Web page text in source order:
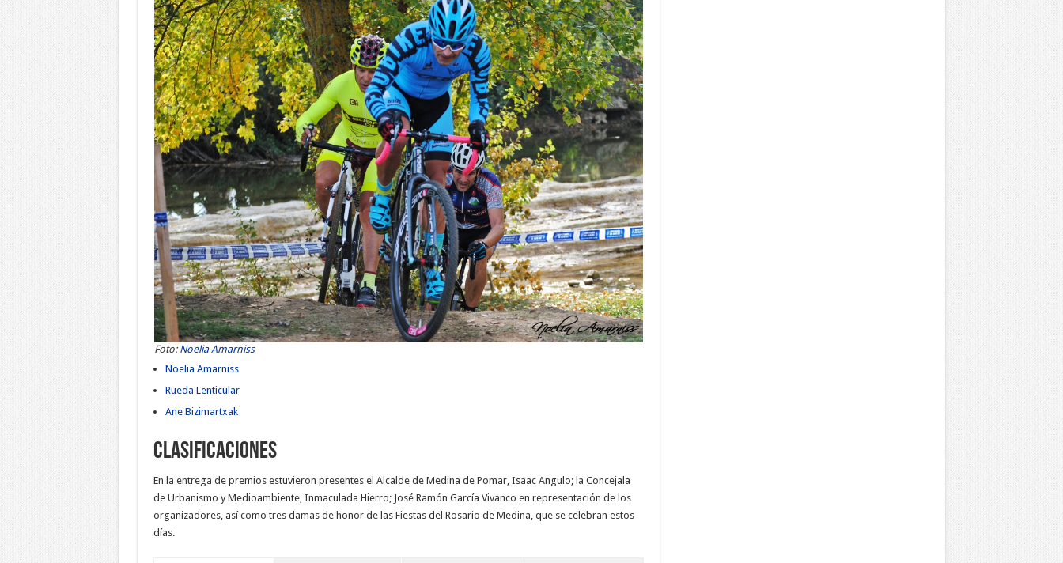
Foto: Noelia Amarniss
Noelia Amarniss
Rueda Lenticular
Ane Bizimartxak
Clasificaciones
En la entrega de premios estuvieron presentes el Alcalde de Medina de Pomar, Isaac Angulo; la Concejala
de Urbanismo y Medioambiente, Inmaculada Hierro; José Ramón García Vivanco en representación de los
organizadores, así como tres damas de honor de las Fiestas del Rosario de Medina, que se celebran estos
días.